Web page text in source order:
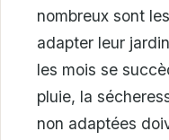
nombreux sont
adapter leur
les mois se
pluie, la
non adaptées